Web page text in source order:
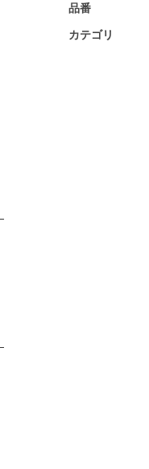
品番
カテゴリ